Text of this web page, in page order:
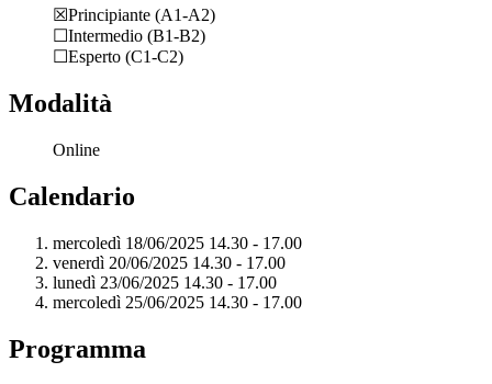
☒Principiante (A1-A2)
☐Intermedio (B1-B2)
☐Esperto (C1-C2)
Modalità
Online
Calendario
mercoledì 18/06/2025 14.30 - 17.00
venerdì 20/06/2025 14.30 - 17.00
lunedì 23/06/2025 14.30 - 17.00
mercoledì 25/06/2025 14.30 - 17.00
Programma